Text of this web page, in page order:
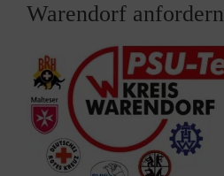
Warendorf anfordern